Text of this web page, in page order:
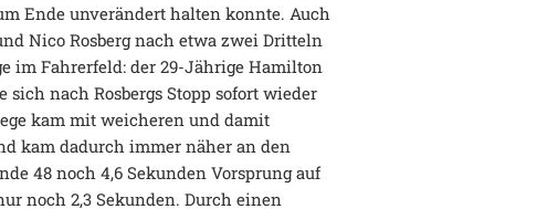
Ende unverändert halten konnte. Auch
Nico Rosberg nach etwa zwei Dritteln
im Fahrerfeld: der 29-Jährige Hamilton
nach Rosbergs Stopp sofort wieder
kam mit weicheren und damit
kam dadurch immer näher an den
48 noch 4,6 Sekunden Vorsprung auf
noch 2,3 Sekunden. Durch einen